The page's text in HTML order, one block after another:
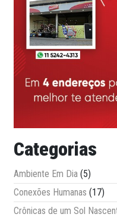
Categorias
Ambiente Em Dia (5)
Conexões Humanas (17)
Crônicas de um Sol